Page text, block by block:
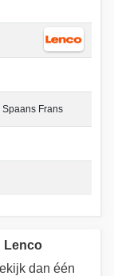
Frans
Lenco
dan één